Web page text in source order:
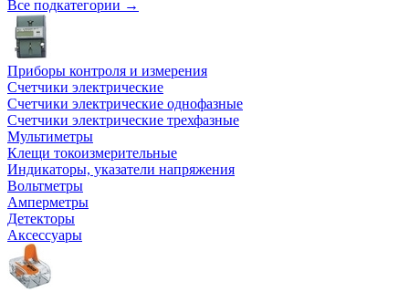
Все подкатегории →
Приборы контроля и измерения
Счетчики электрические
Счетчики электрические однофазные
Счетчики электрические трехфазные
Мультиметры
Клещи токоизмерительные
Индикаторы, указатели напряжения
Вольтметры
Амперметры
Детекторы
Аксессуары